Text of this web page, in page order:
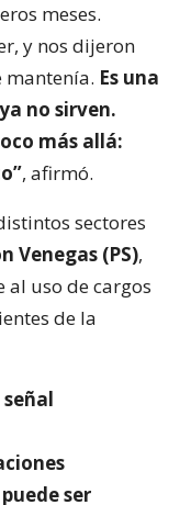
meses.
y nos dijeron
mantenía. Es una
no sirven.
más allá:
, afirmó.
sectores
Venegas (PS),
uso de cargos
de la
ser